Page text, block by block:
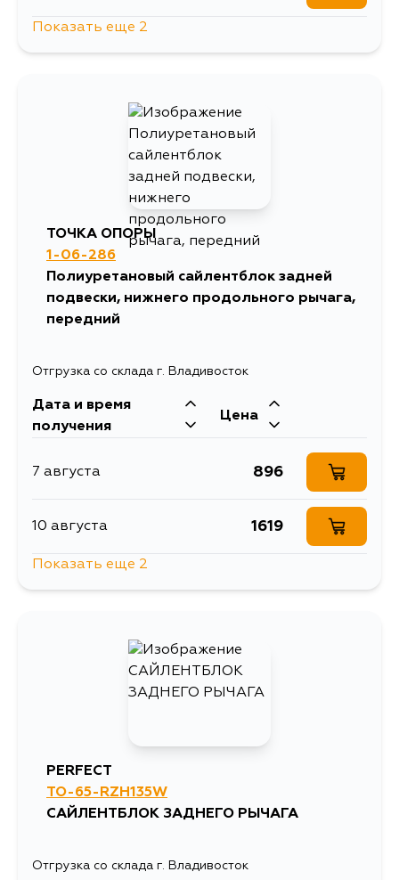
Показать еще 2
ТОЧКА ОПОРЫ
1-06-286
Полиуретановый сайлентблок задней
подвески, нижнего продольного рычага,
передний
Отгрузка со склада г. Владивосток
Дата и время
получения
Цена
7 августа 896
10 августа 1619
Показать еще 2
PERFECT
TO-65-RZH135W
САЙЛЕНТБЛОК ЗАДНЕГО РЫЧАГА
Отгрузка со склада г. Владивосток